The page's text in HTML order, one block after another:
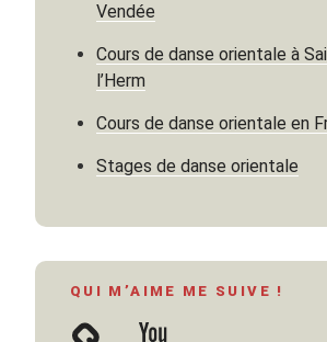
Vendée
Cours de danse orientale à
l’Herm
Cours de danse orientale en
Stages de danse orientale
QUI M’AIME ME SUIVE !
YouTube